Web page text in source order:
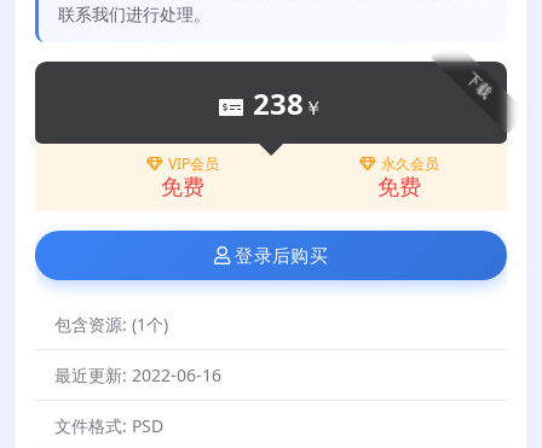
联系我们进行处理。
下载
238 ￥
VIP会员
免费
永久会员
免费
登录后购买
包含资源: (1个)
最近更新: 2022-06-16
文件格式: PSD